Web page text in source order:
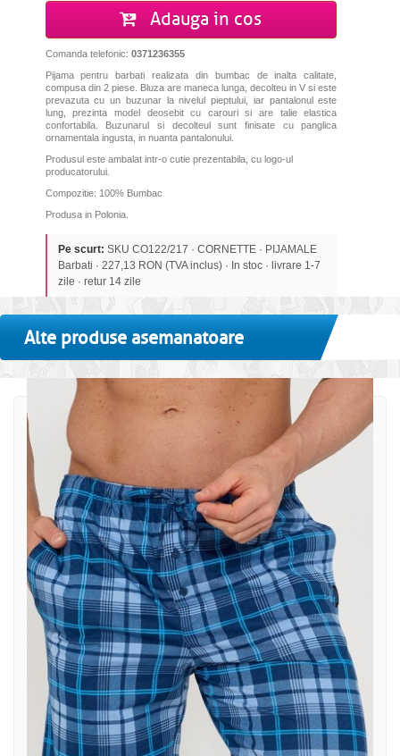
Adauga in cos
Comanda telefonic: 0371236355
Pijama pentru barbati realizata din bumbac de inalta calitate,
compusa din 2 piese. Bluza are maneca lunga, decolteu in V si este
prevazuta cu un buzunar la nivelul pieptului, iar pantalonul este
lung, prezinta model deosebit cu carouri si are talie elastica
confortabila. Buzunarul si decolteul sunt finisate cu panglica
ornamentala ingusta, in nuanta pantalonului.
Produsul este ambalat intr-o cutie prezentabila, cu logo-ul
producatorului.
Compozitie: 100% Bumbac
Produsa in Polonia.
Pe scurt: SKU CO122/217 · CORNETTE · PIJAMALE
Barbati · 227,13 RON (TVA inclus) · In stoc · livrare 1-7
zile · retur 14 zile
Alte produse asemanatoare